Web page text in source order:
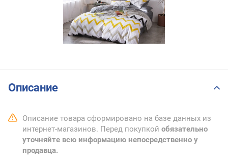
Описание
Описание товара сформировано на базе данных из
интернет-магазинов. Перед покупкой обязательно
уточняйте всю информацию непосредственно у
продавца.